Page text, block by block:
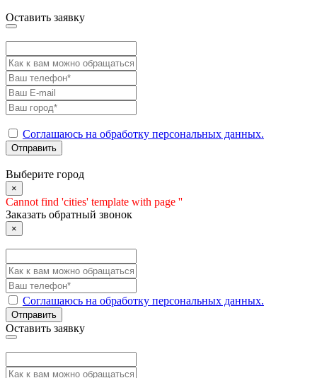
Оставить заявку
Соглашаюсь на обработку персональных данных.
Отправить
Выберите город
×
Cannot find 'cities' template with page ''
Заказать обратный звонок
×
Соглашаюсь на обработку персональных данных.
Отправить
Оставить заявку